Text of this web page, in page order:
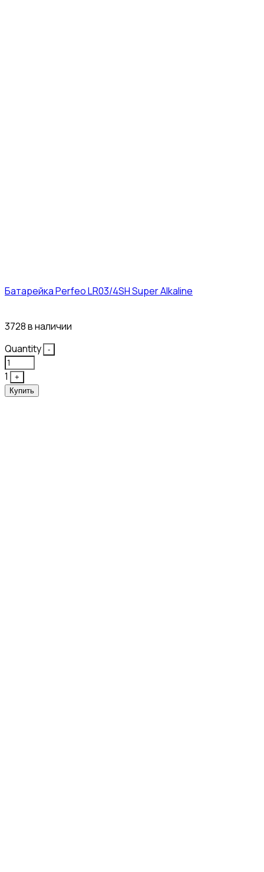
Батарейка Perfeo LR03/4SH Super Alkaline
3728 в наличии
Quantity
-
1
+
Купить